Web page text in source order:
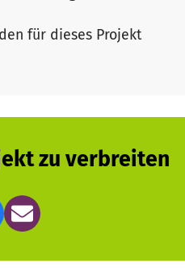
für dieses Projekt
zu verbreiten